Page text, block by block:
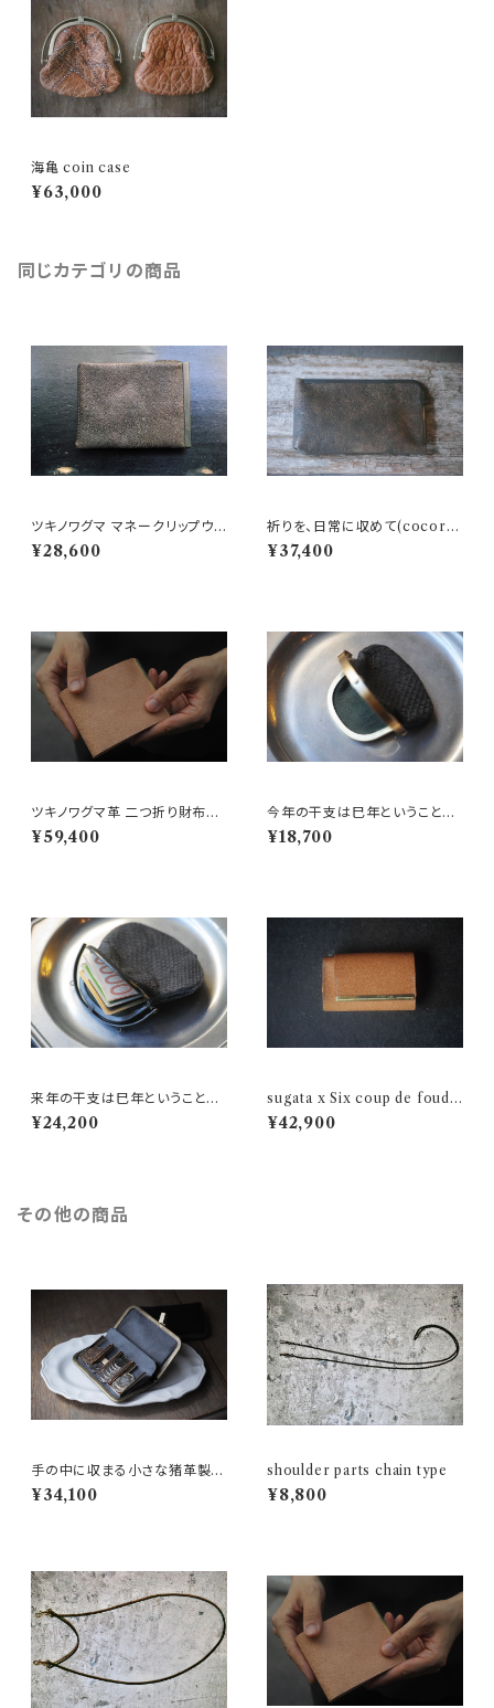
海亀 coin case
¥63,000
同じカテゴリの商品
ツキノワグマ マネークリップウｵ
レット cocoro-09B
¥28,600
祈りを、日常に収めて(cocoro
-22ヒグマ革 L字財布)
¥37,400
ツキノワグマ革 二つ折り財布
『納める収まる』 Sugata× Six c
oup de foudre
¥59,400
今年の干支は巳年ということ
で。。。coin case(SHC-74)Co
stcoのアトランティックサーモ
¥18,700
来年の干支は巳年ということ
で。。。 mini wallet(SHC-83)
Costcoのアトランティックサー
¥24,200
sugata x Six coup de foudr
e のコラボ第二弾『三つ折り財
布』C
¥42,900
その他の商品
手の中に収まる小さな猪革製の
お財布 cocoro-16
¥34,100
shoulder parts chain type
¥8,800